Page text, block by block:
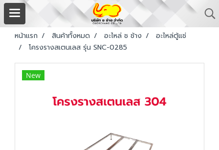
หน้าแรก สินค้าทั้งหมด อะไหล่ ช ช้าง
อะไหล่ตู้แช่
โครงรางสเตนเลส รุ่น SNC-0285
New